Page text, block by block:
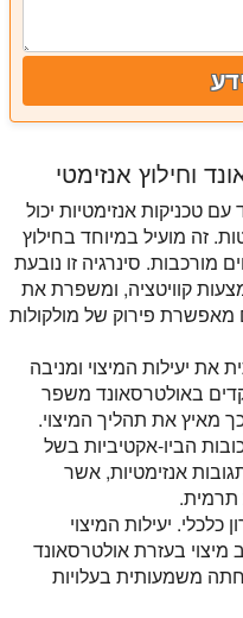
וחילוץ אנזימטי
טכניקות אנזימטיות יכול
זה מועיל במיוחד בחילוץ
מורכבות. סינרגיה זו נובעת
קוויטציה, ומשפרת את
מאפשרת פירוק של מולקולות
יעילות המיצוי ומניבה
באולטרסאונד משפר
מאיץ את תהליך המיצוי.
הביו-אקטיביות בשל
אנזימטיות, אשר
תרמית.
כלכלי. יעילות המיצוי
בעזרת אולטרסאונד
משמעותית בעלויות